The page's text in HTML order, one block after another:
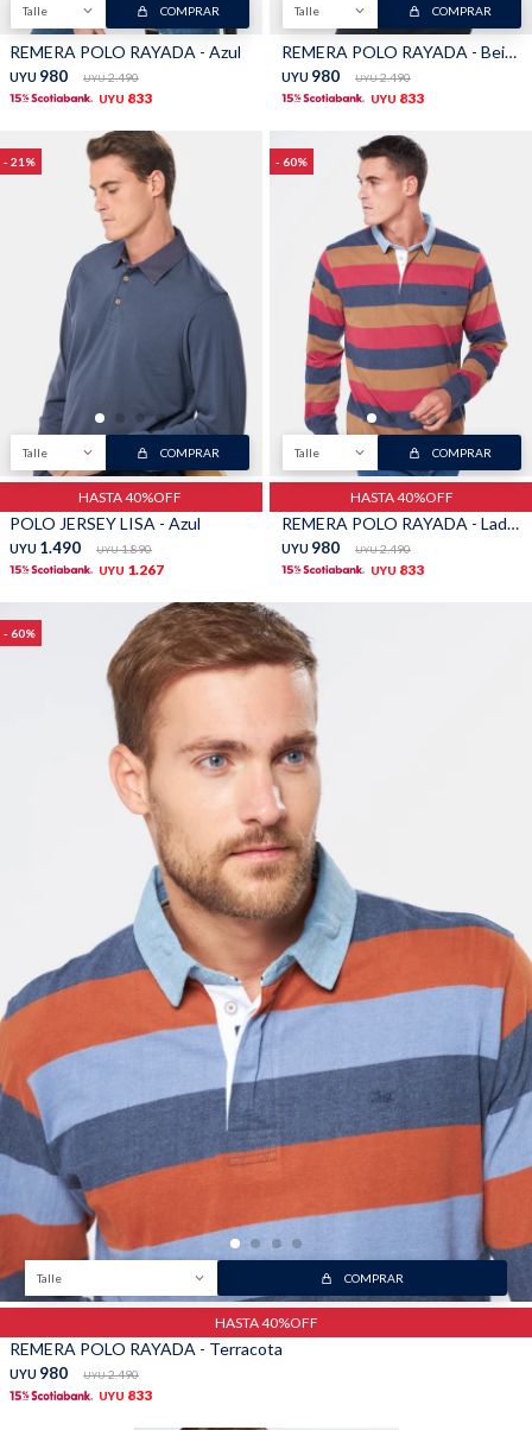
Talle COMPRAR
REMERA POLO RAYADA - Azul
UYU 980 UYU 2.490
UYU 833
Talle COMPRAR
REMERA POLO RAYADA - Beige
UYU 980 UYU 2.490
UYU 833
21
Talle COMPRAR
HASTA 40%OFF
POLO JERSEY LISA - Azul
UYU 1.490 UYU 1.890
UYU 1.267
60
Talle COMPRAR
HASTA 40%OFF
REMERA POLO RAYADA - Ladrillo
UYU 980 UYU 2.490
UYU 833
60
Talle COMPRAR
HASTA 40%OFF
REMERA POLO RAYADA - Terracota
UYU 980 UYU 2.490
UYU 833